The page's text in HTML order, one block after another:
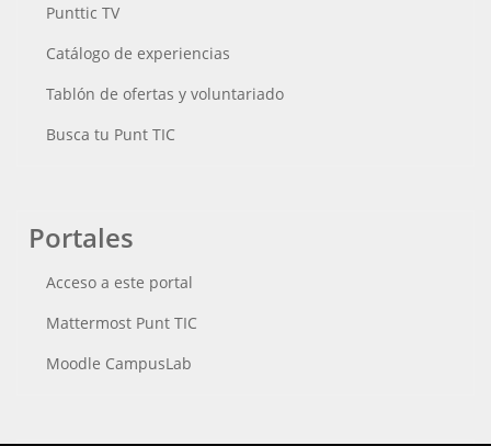
Punttic TV
Catálogo de experiencias
Tablón de ofertas y voluntariado
Busca tu Punt TIC
Portales
Acceso a este portal
Mattermost Punt TIC
Moodle CampusLab